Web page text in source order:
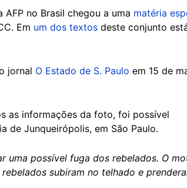
no Brasil chegou a uma matéria
Em um dos textos deste conjunto
jornal O Estado de S. Paulo em 15 de
as informações da foto, foi possível
de Junqueirópolis, em São Paulo.
uma possível fuga dos rebelados. O
subiram no telhado e